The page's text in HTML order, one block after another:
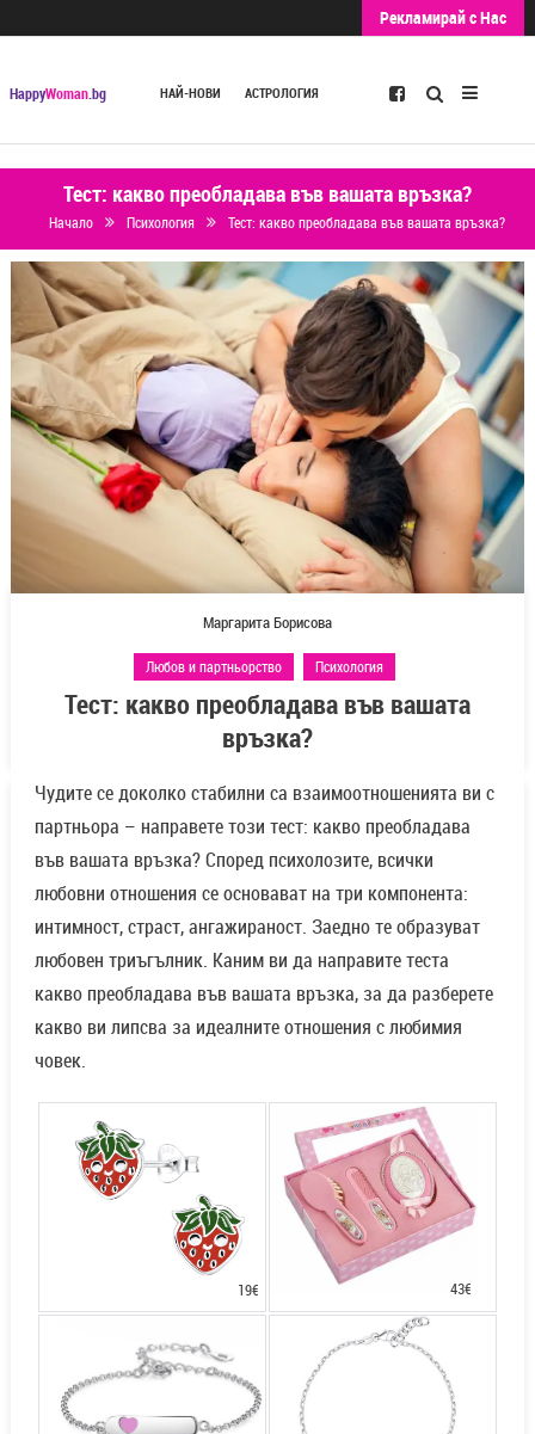
Рекламирай с Нас
HappyWoman.bg НАЙ-НОВИ АСТРОЛОГИЯ Търсене
Тест: какво преобладава във вашата връзка?
Начало Психология Тест: какво преобладава във вашата връзка?
Маргарита Борисова
Любов и партньорство Психология
Тест: какво преобладава във вашата
връзка?
Чудите се доколко стабилни са взаимоотношенията ви с
партньора – направете този тест: какво преобладава
във вашата връзка? Според психолозите, всички
любовни отношения се основават на три компонента:
интимност, страст, ангажираност. Заедно те образуват
любовен триъгълник. Каним ви да направите теста
какво преобладава във вашата връзка, за да разберете
какво ви липсва за идеалните отношения с любимия
човек.
19€ 43€